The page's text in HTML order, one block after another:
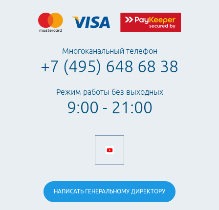
Многоканальный телефон
+7 (495) 648 68 38
Режим работы без выходных
9:00 - 21:00
НАПИСАТЬ ГЕНЕРАЛЬНОМУДИРЕКТОРУ